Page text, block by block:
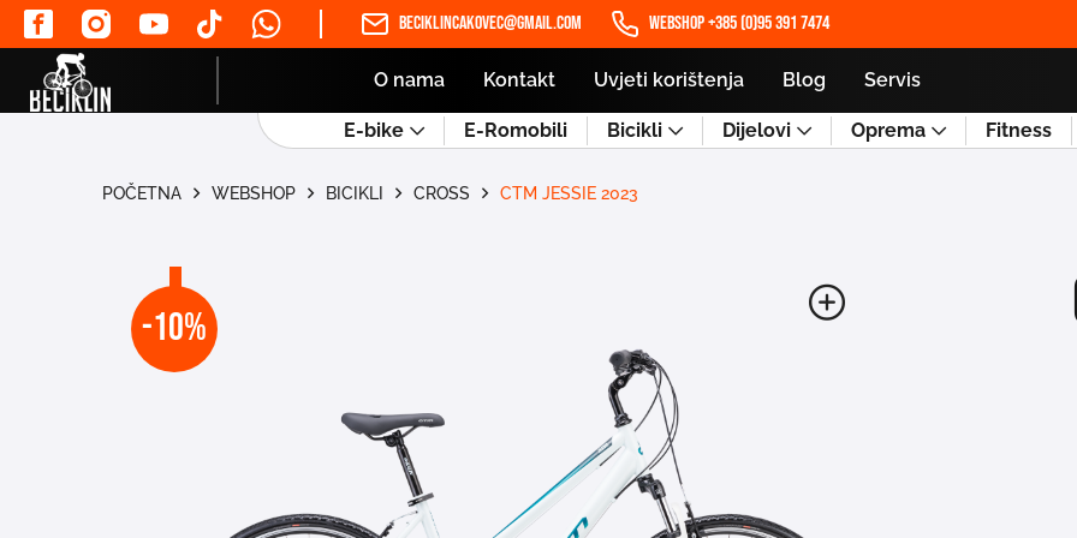
beciklincakovec@gmail.com WEBSHOP +385 (0)95 391 7474
O nama Kontakt Uvjeti korištenja Blog Servis
E-bike E-Romobili Bicikli Dijelovi Oprema Fitness
POČETNA WEBSHOP BICIKLI CROSS CTM JESSIE 2023
-10%